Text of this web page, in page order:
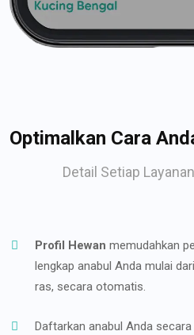
Optimalkan Cara
Detail Setiap
Profil Hewan memudahkan
lengkap anabul Anda mulai
ras, secara otomatis.
Daftarkan anabul Anda